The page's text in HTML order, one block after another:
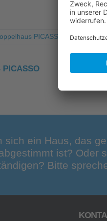
PICASSO
sich ein Haus, das
ist? Oder
Bitte